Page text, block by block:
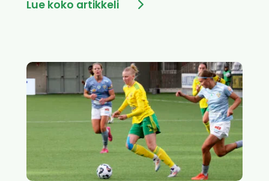
Lue koko artikkeli